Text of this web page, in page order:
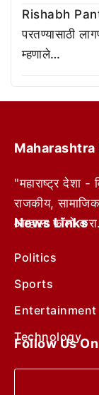
Rishabh
परतण्यासाठी
म्हणाले…
Maharashtra
"महाराष्ट्र देशा -
राजकीय,
आम्हाला फॉलो
News Links
Politics
Sports
Entertainment
Technology
Follow Us